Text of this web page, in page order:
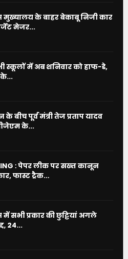
मुख्यालय के बाहर बेकाबू निजी कार
मेजर...
स्कूलों में अब शनिवार को हाफ-डे,
के...
के बीच पूर्व मंत्री तेज प्रताप यादव
के...
: पेपर लीक पर सख्त कानून
फास्ट ट्रैक...
में सभी प्रकार की छुट्टियां अगले
24...